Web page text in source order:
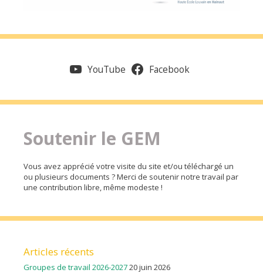
YouTube Facebook
Soutenir le GEM
Vous avez apprécié votre visite du site et/ou téléchargé un
ou plusieurs documents ? Merci de soutenir notre travail par
une contribution libre, même modeste !
Articles récents
Groupes de travail 2026-202720 juin 2026